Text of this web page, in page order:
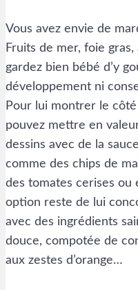
Vous avez envie de
Fruits de mer, foie
gardez bien bébé d’y
développement ni
Pour lui montrer le
pouvez mettre en
dessins avec de la
comme des chips de
des tomates cerises ou
option reste de lui
avec des ingrédients
douce, compotée de
aux zestes d’orange…